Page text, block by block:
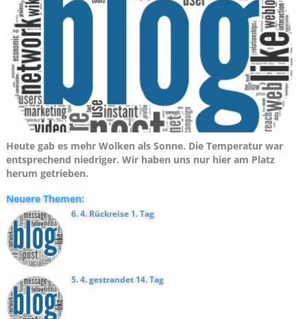
Heute gab es mehr Wolken als Sonne. Die Temperatur war
entsprechend niedriger. Wir haben uns nur hier am Platz
herum getrieben.
Neuere Themen:
6. 4. Rückreise 1. Tag
5. 4. gestrandet 14. Tag